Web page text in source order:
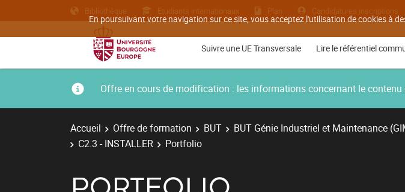
En poursuivant votre navigation sur ce site, vous acceptez l'utilisation de cookies à
Bibliothèque Etudiants internationaux Plan Candidatures inscriptions
Suivre une UE Transversale Lire le référentiel
Offre en cours de modification : les informations concernant le
Accueil Offre de formation BUT BUT Génie Industriel et Maintenance
C2.3 - INSTALLER
Portfolio